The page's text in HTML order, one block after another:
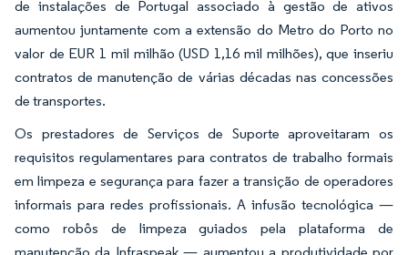
de instalações de Portugal associado à gestão de ativos
aumentou juntamente com a extensão do Metro do Porto no
valor de EUR 1 mil milhão (USD 1,16 mil milhões), que inseriu
contratos de manutenção de várias décadas nas concessões
de transportes.
Os prestadores de Serviços de Suporte aproveitaram os
requisitos regulamentares para contratos de trabalho formais
em limpeza e segurança para fazer a transição de operadores
informais para redes profissionais. A infusão tecnológica —
como robôs de limpeza guiados pela plataforma de